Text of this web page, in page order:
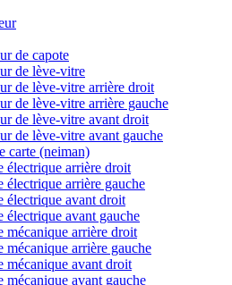
de capote
de lève-vitre
de lève-vitre arrière droit
de lève-vitre arrière gauche
de lève-vitre avant droit
de lève-vitre avant gauche
carte (neiman)
électrique arrière droit
électrique arrière gauche
électrique avant droit
électrique avant gauche
mécanique arrière droit
mécanique arrière gauche
mécanique avant droit
mécanique avant gauche